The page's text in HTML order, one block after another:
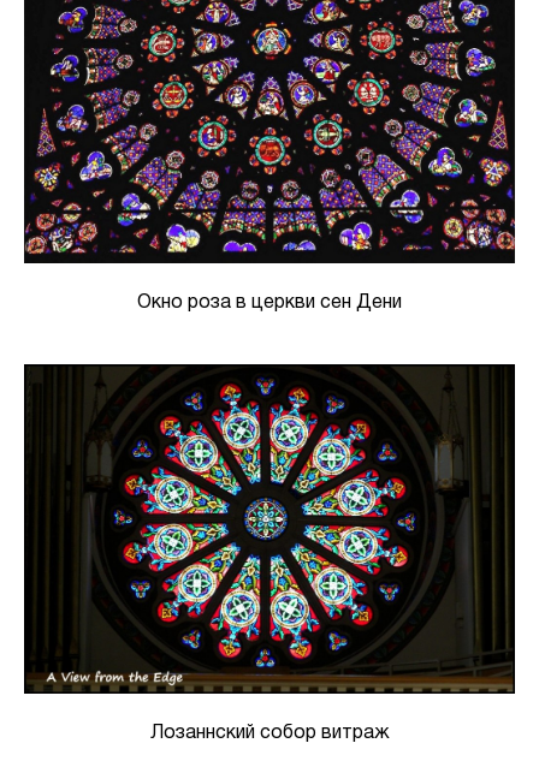
Окно роза в церкви сен Дени
Лозаннский собор витраж